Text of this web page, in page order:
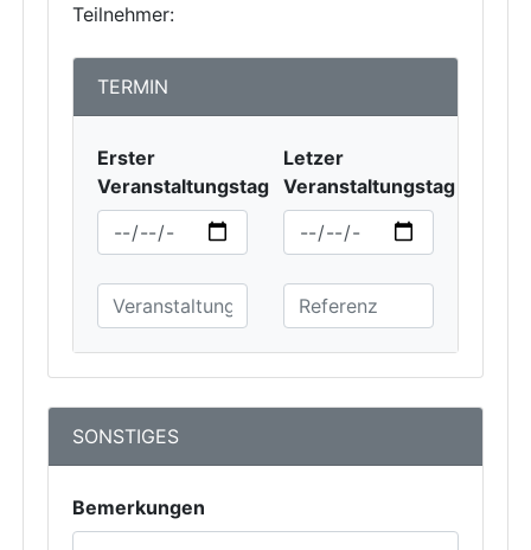
Teilnehmer:
TERMIN
Erster
Veranstaltungstag
Letzer
Veranstaltungstag
SONSTIGES
Bemerkungen